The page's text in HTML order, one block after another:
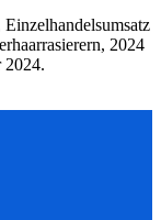
2024
2024.